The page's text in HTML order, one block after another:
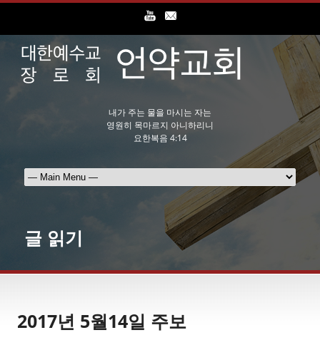
내가 주는 물을 마시는 자는
영원히 목마르지 아니하리니
요한복음 4:14
글 읽기
2017년 5월14일 주보